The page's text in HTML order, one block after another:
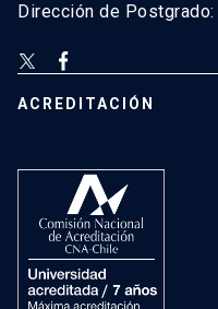
Dirección de
ACREDITACIÓN